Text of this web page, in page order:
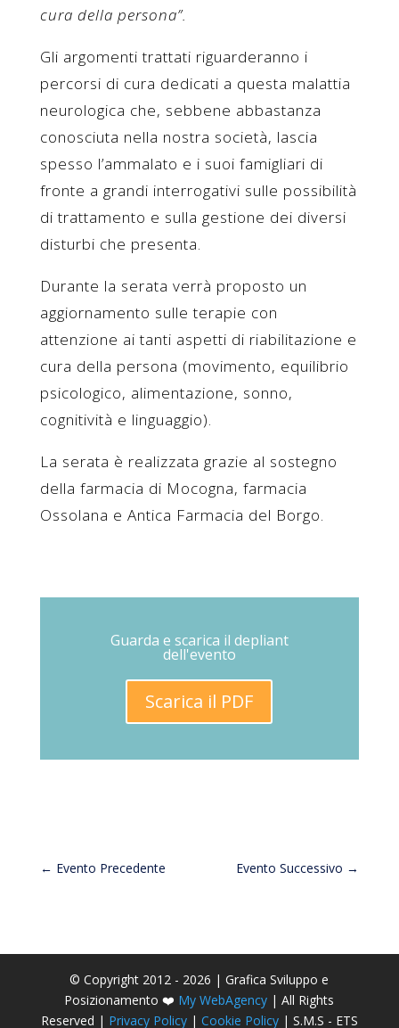
cura della persona”.
Gli argomenti trattati riguarderanno i
percorsi di cura dedicati a questa malattia
neurologica che, sebbene abbastanza
conosciuta nella nostra società, lascia
spesso l’ammalato e i suoi famigliari di
fronte a grandi interrogativi sulle possibilità
di trattamento e sulla gestione dei diversi
disturbi che presenta.
Durante la serata verrà proposto un
aggiornamento sulle terapie con
attenzione ai tanti aspetti di riabilitazione e
cura della persona (movimento, equilibrio
psicologico, alimentazione, sonno,
cognitività e linguaggio).
La serata è realizzata grazie al sostegno
della farmacia di Mocogna, farmacia
Ossolana e Antica Farmacia del Borgo.
Guarda e scarica il depliant
dell'evento
Scarica il PDF
← Evento Precedente Evento Successivo →
© Copyright 2012 - 2026 | Grafica Sviluppo e
Posizionamento ❤️ My WebAgency | All Rights
Reserved | Privacy Policy| Cookie Policy| S.M.S - ETS